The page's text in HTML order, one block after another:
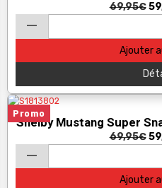
69,95€
Ajouter
Promo
Shelby Mustang Super
69,95€
Ajouter